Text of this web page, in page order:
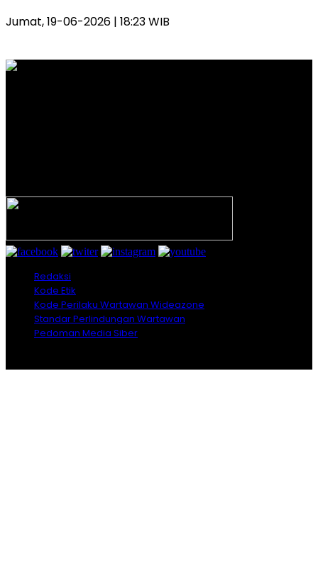
Jumat, 19-06-2026 | 18:23 WIB
Redaksi
Kode Etik
Kode Perilaku Wartawan Wideazone
Standar Perlindungan Wartawan
Pedoman Media Siber